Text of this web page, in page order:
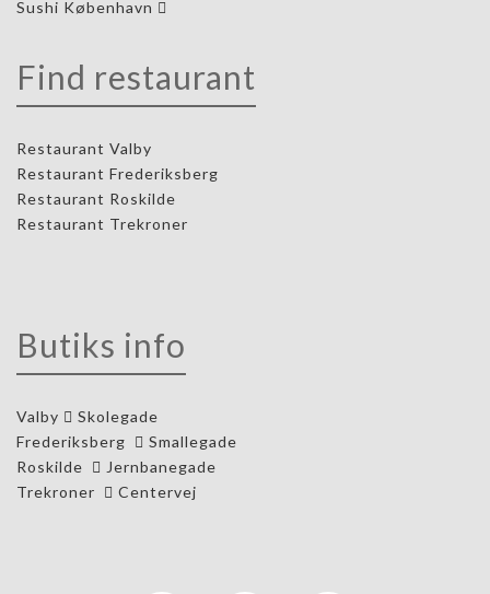
Sushi København
Find restaurant
Restaurant Valby
Restaurant Frederiksberg
Restaurant Roskilde
Restaurant Trekroner
Butiks info
Valby
Skolegade
Frederiksberg
Smallegade
Roskilde
Jernbanegade
Trekroner
Centervej